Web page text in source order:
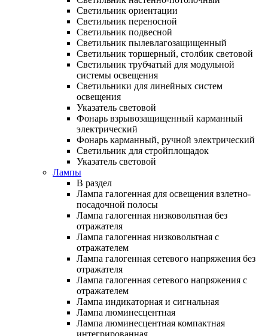
Светильник ориентации
Светильник переносной
Светильник подвесной
Светильник пылевлагозащищенный
Светильник торшерный, столбик световой
Светильник трубчатый для модульной
системы освещения
Светильники для линейных систем
освещения
Указатель световой
Фонарь взрывозащищенный карманный
электрический
Фонарь карманный, ручной электрический
Светильник для стройплощадок
Указатель световой
Лампы
В раздел
Лампа галогенная для освещения взлетно-
посадочной полосы
Лампа галогенная низковольтная без
отражателя
Лампа галогенная низковольтная с
отражателем
Лампа галогенная сетевого напряжения без
отражателя
Лампа галогенная сетевого напряжения с
отражателем
Лампа индикаторная и сигнальная
Лампа люминесцентная
Лампа люминесцентная компактная
интегрированная